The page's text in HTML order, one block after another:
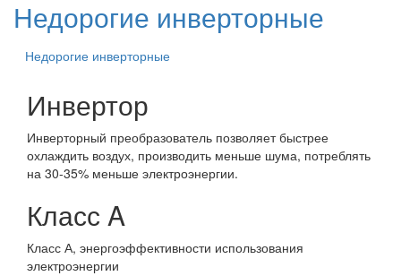
Недорогие инверторные
Недорогие инверторные
Инвертор
Инверторный преобразователь позволяет быстрее
охлаждить воздух, производить меньше шума, потреблять
на 30-35% меньше электроэнергии.
Класс A
Класс А, энергоэффективности использования
электроэнергии